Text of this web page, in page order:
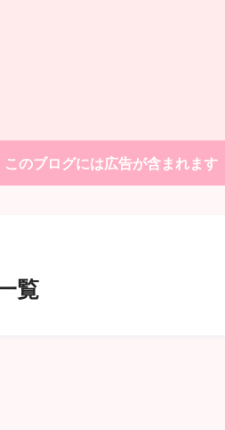
このブログには広告が含まれます
覧